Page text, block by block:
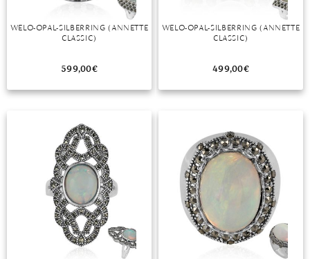
WELO-OPAL-SILBERRING (ANNETTE
CLASSIC)
599,00€
WELO-OPAL-SILBERRING (ANNETTE
CLASSIC)
499,00€